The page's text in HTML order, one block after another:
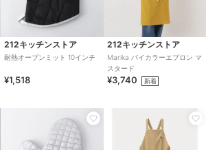
212キッチンストア
耐熱オーブンミット 10インチ
¥1,518
212キッチンストア
Marika バイカラーエプロン マ
スタード
¥3,740 新着